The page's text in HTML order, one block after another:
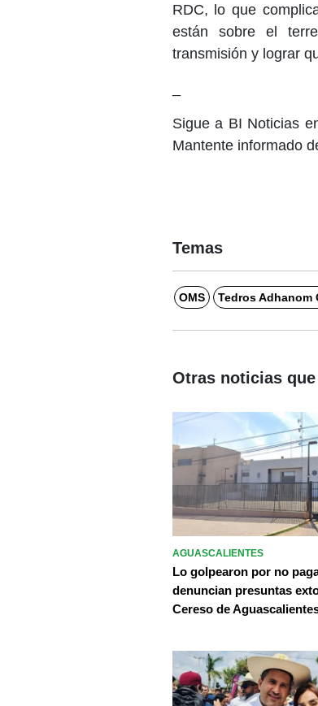
RDC, lo que
están sobre el
transmisión y lograr
Sigue a BI Noticias
Mantente informado
Temas
OMS Tedros Adhanom
Otras noticias
AGUASCALIENTES
Lo golpearon por no
denuncian presuntas
Cereso de